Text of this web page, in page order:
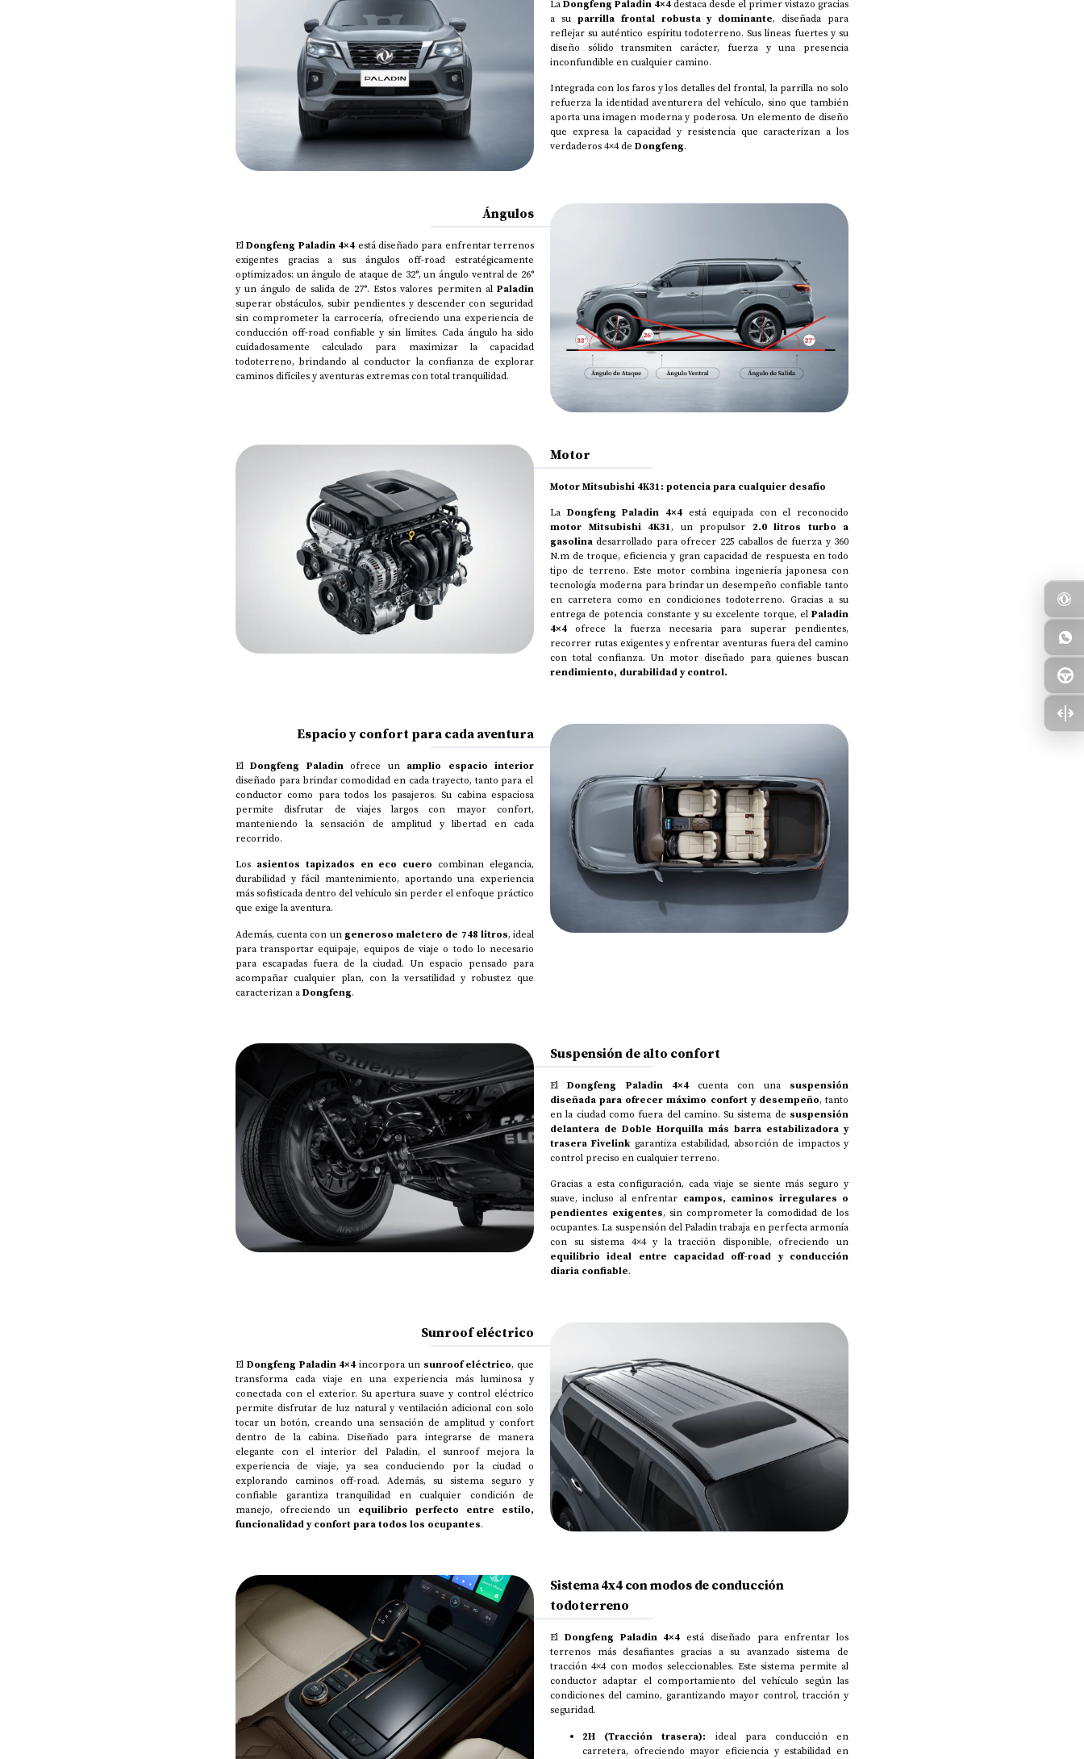
LaDongfeng Paladin 4×4destaca desde el primer vistazo gracias
a su parrilla frontal robusta y dominante, diseñada para
reflejar su auténtico espíritu todoterreno. Sus líneas fuertes y su
diseño sólido transmiten carácter, fuerza y una presencia
inconfundible en cualquier camino.
Integrada con los faros y los detalles del frontal, la parrilla no solo
refuerza la identidad aventurera del vehículo, sino que también
aporta una imagen moderna y poderosa. Un elemento de diseño
que expresa la capacidad y resistencia que caracterizan a los
verdaderos 4×4 de Dongfeng.
Ángulos
ElDongfeng Paladin 4×4 está diseñado para enfrentar terrenos
exigentes gracias a sus ángulos off-road estratégicamente
optimizados: un ángulo de ataque de 32°, un ángulo ventral de 26°
y un ángulo de salida de 27°. Estos valores permiten al Paladin
superar obstáculos, subir pendientes y descender con seguridad
sin comprometer la carrocería, ofreciendo una experiencia de
conducción off-road confiable y sin límites. Cada ángulo ha sido
cuidadosamente calculado para maximizar la capacidad
todoterreno, brindando al conductor la confianza de explorar
caminos difíciles y aventuras extremas con total tranquilidad.
Motor
Motor Mitsubishi 4K31: potencia para cualquier desafío
La Dongfeng Paladin 4×4está equipada con el reconocido
motor Mitsubishi 4K31, un propulsor 2.0 litros turbo a
gasolina desarrollado para ofrecer 225 caballos de fuerza y 360
N.m de troque, eficiencia y gran capacidad de respuesta en todo
tipo de terreno. Este motor combina ingeniería japonesa con
tecnología moderna para brindar un desempeño confiable tanto
en carretera como en condiciones todoterreno. Gracias a su
entrega de potencia constante y su excelente torque, el Paladin
4×4 ofrece la fuerza necesaria para superar pendientes,
recorrer rutas exigentes y enfrentar aventuras fuera del camino
con total confianza. Un motor diseñado para quienes buscan
rendimiento, durabilidad y control.
Espacio y confort para cada aventura
ElDongfeng Paladinofrece un amplio espacio interior
diseñado para brindar comodidad en cada trayecto, tanto para el
conductor como para todos los pasajeros. Su cabina espaciosa
permite disfrutar de viajes largos con mayor confort,
manteniendo la sensación de amplitud y libertad en cada
recorrido.
Los asientos tapizados en eco cuero combinan elegancia,
durabilidad y fácil mantenimiento, aportando una experiencia
más sofisticada dentro del vehículo sin perder el enfoque práctico
que exige la aventura.
Además, cuenta con un generoso maletero de 748 litros, ideal
para transportar equipaje, equipos de viaje o todo lo necesario
para escapadas fuera de la ciudad. Un espacio pensado para
acompañar cualquier plan, con la versatilidad y robustez que
caracterizan aDongfeng.
Suspensión de alto confort
ElDongfeng Paladin 4×4cuenta con una suspensión
diseñada para ofrecer máximo confort y desempeño, tanto
en la ciudad como fuera del camino. Su sistema de suspensión
delantera de Doble Horquilla más barra estabilizadora y
trasera Fivelinkgarantiza estabilidad, absorción de impactos y
control preciso en cualquier terreno.
Gracias a esta configuración, cada viaje se siente más seguro y
suave, incluso al enfrentar campos, caminos irregulares o
pendientes exigentes, sin comprometer la comodidad de los
ocupantes. La suspensión del Paladin trabaja en perfecta armonía
con su sistema 4×4 y la tracción disponible, ofreciendo un
equilibrio ideal entre capacidad off-road y conducción
diaria confiable.
Sunroof eléctrico
El Dongfeng Paladin 4×4 incorpora un sunroof eléctrico, que
transforma cada viaje en una experiencia más luminosa y
conectada con el exterior. Su apertura suave y control eléctrico
permite disfrutar de luz natural y ventilación adicional con solo
tocar un botón, creando una sensación de amplitud y confort
dentro de la cabina. Diseñado para integrarse de manera
elegante con el interior del Paladin, el sunroof mejora la
experiencia de viaje, ya sea conduciendo por la ciudad o
explorando caminos off-road. Además, su sistema seguro y
confiable garantiza tranquilidad en cualquier condición de
manejo, ofreciendo un equilibrio perfecto entre estilo,
funcionalidad y confort para todos los ocupantes.
Sistema 4x4 con modos de conducción
todoterreno
El Dongfeng Paladin 4×4 está diseñado para enfrentar los
terrenos más desafiantes gracias a su avanzado sistema de
tracción 4×4 con modos seleccionables. Este sistema permite al
conductor adaptar el comportamiento del vehículo según las
condiciones del camino, garantizando mayor control, tracción y
seguridad.
2H (Tracción trasera): ideal para conducción en
carretera, ofreciendo mayor eficiencia y estabilidad en